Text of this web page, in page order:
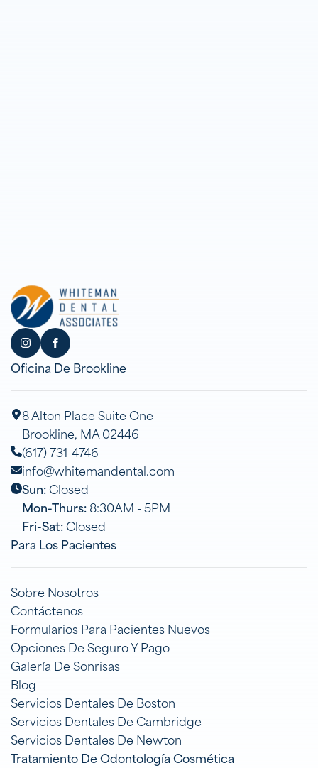
Oficina De Brookline
8 Alton Place Suite One
Brookline, MA 02446
(617) 731-4746
info@whitemandental.com
Sun:Closed
Mon-Thurs:8:30AM - 5PM
Fri-Sat:Closed
Para Los Pacientes
Sobre Nosotros
Contáctenos
Formularios Para Pacientes Nuevos
Opciones De Seguro Y Pago
Galería De Sonrisas
Blog
Servicios Dentales De Boston
Servicios Dentales De Cambridge
Servicios Dentales De Newton
Tratamiento De Odontología Cosmética